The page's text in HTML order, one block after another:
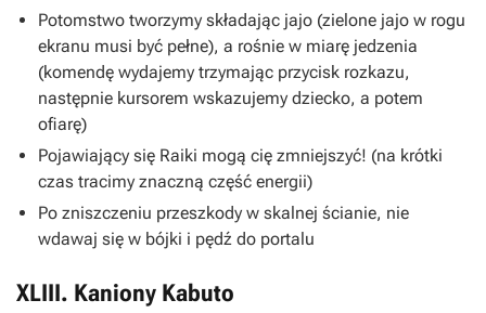
Potomstwo tworzymy składając jajo (zielone jajo w rogu
ekranu musi być pełne), a rośnie w miarę jedzenia
(komendę wydajemy trzymając przycisk rozkazu,
następnie kursorem wskazujemy dziecko, a potem
ofiarę)
Pojawiający się Raiki mogą cię zmniejszyć! (na krótki
czas tracimy znaczną część energii)
Po zniszczeniu przeszkody w skalnej ścianie, nie
wdawaj się w bójki i pędź do portalu
XLIII. Kaniony Kabuto